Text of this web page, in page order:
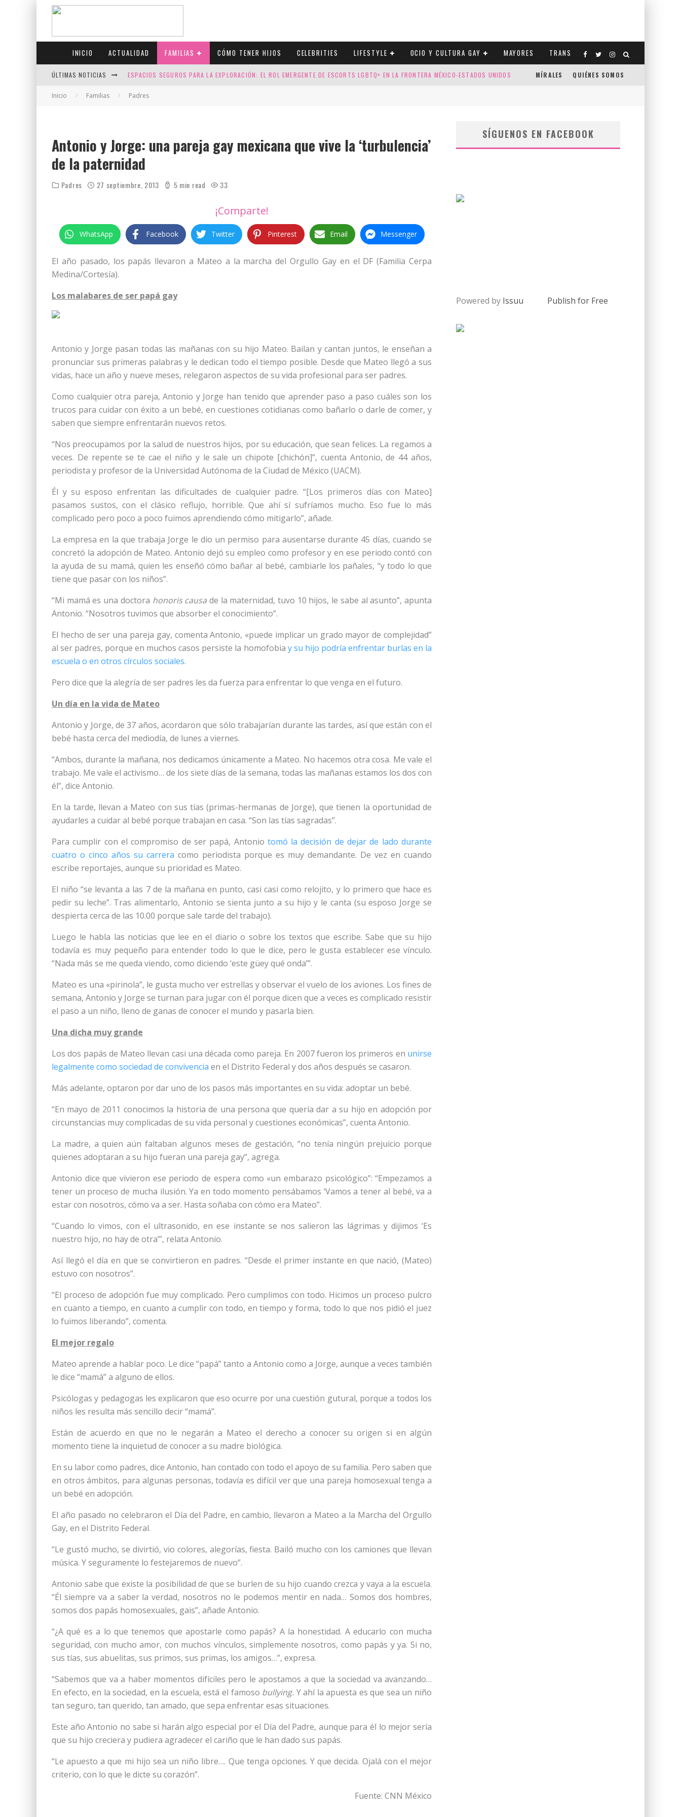
INICIO ACTUALIDAD FAMILIAS CÓMO TENER HIJOS CELEBRITIES LIFESTYLE OCIO Y CULTURA GAY MAYORES TRANS
ÚLTIMAS NOTICIAS ESPACIOS SEGUROS PARA LA EXPLORACIÓN: EL ROL EMERGENTE DE ESCORTS LGBTQ+ EN LA FRONTERA MÉXICO-ESTADOS UNIDOS
FIV CON SCREENING: REDUCE RIESGOS GENÉTICOS EN TU EMBARAZO
MÍRALES QUIÉNES SOMOS
Inicio Familias Padres
Antonio y Jorge: una pareja gay mexicana que vive la ‘turbulencia’
de la paternidad
Padres 27 septiembre, 2013 5 min read 33
¡Comparte!
WhatsApp Facebook Twitter Pinterest Email Messenger
El año pasado, los papás llevaron a Mateo a la marcha del Orgullo Gay en el DF (Familia Cerpa
Medina/Cortesía).
Los malabares de ser papá gay
Antonio y Jorge pasan todas las mañanas con su hijo Mateo. Bailan y cantan juntos, le enseñan a
pronunciar sus primeras palabras y le dedican todo el tiempo posible. Desde que Mateo llegó a sus
vidas, hace un año y nueve meses, relegaron aspectos de su vida profesional para ser padres.
Como cualquier otra pareja, Antonio y Jorge han tenido que aprender paso a paso cuáles son los
trucos para cuidar con éxito a un bebé, en cuestiones cotidianas como bañarlo o darle de comer, y
saben que siempre enfrentarán nuevos retos.
“Nos preocupamos por la salud de nuestros hijos, por su educación, que sean felices. La regamos a
veces. De repente se te cae el niño y le sale un chipote [chichón]”, cuenta Antonio, de 44 años,
periodista y profesor de la Universidad Autónoma de la Ciudad de México (UACM).
Él y su esposo enfrentan las dificultades de cualquier padre. “[Los primeros días con Mateo]
pasamos sustos, con el clásico reflujo, horrible. Que ahí sí sufríamos mucho. Eso fue lo más
complicado pero poco a poco fuimos aprendiendo cómo mitigarlo”, añade.
La empresa en la que trabaja Jorge le dio un permiso para ausentarse durante 45 días, cuando se
concretó la adopción de Mateo. Antonio dejó su empleo como profesor y en ese periodo contó con
la ayuda de su mamá, quien les enseñó cómo bañar al bebé, cambiarle los pañales, “y todo lo que
tiene que pasar con los niños”.
“Mi mamá es una doctora honoris causa de la maternidad, tuvo 10 hijos, le sabe al asunto”, apunta
Antonio. “Nosotros tuvimos que absorber el conocimiento”.
El hecho de ser una pareja gay, comenta Antonio, «puede implicar un grado mayor de complejidad”
al ser padres, porque en muchos casos persiste la homofobia y su hijo podría enfrentar burlas en la
escuela o en otros círculos sociales.
Pero dice que la alegría de ser padres les da fuerza para enfrentar lo que venga en el futuro.
Un día en la vida de Mateo
Antonio y Jorge, de 37 años, acordaron que sólo trabajarían durante las tardes, así que están con el
bebé hasta cerca del mediodía, de lunes a viernes.
“Ambos, durante la mañana, nos dedicamos únicamente a Mateo. No hacemos otra cosa. Me vale el
trabajo. Me vale el activismo… de los siete días de la semana, todas las mañanas estamos los dos con
él”, dice Antonio.
En la tarde, llevan a Mateo con sus tías (primas-hermanas de Jorge), que tienen la oportunidad de
ayudarles a cuidar al bebé porque trabajan en casa. “Son las tías sagradas”.
Para cumplir con el compromiso de ser papá, Antonio tomó la decisión de dejar de lado durante
cuatro o cinco años su carrera como periodista porque es muy demandante. De vez en cuando
escribe reportajes, aunque su prioridad es Mateo.
El niño “se levanta a las 7 de la mañana en punto, casi casi como relojito, y lo primero que hace es
pedir su leche”. Tras alimentarlo, Antonio se sienta junto a su hijo y le canta (su esposo Jorge se
despierta cerca de las 10.00 porque sale tarde del trabajo).
Luego le habla las noticias que lee en el diario o sobre los textos que escribe. Sabe que su hijo
todavía es muy pequeño para entender todo lo que le dice, pero le gusta establecer ese vínculo.
“Nada más se me queda viendo, como diciendo ‘este güey qué onda’”.
Mateo es una «pirinola”, le gusta mucho ver estrellas y observar el vuelo de los aviones. Los fines de
semana, Antonio y Jorge se turnan para jugar con él porque dicen que a veces es complicado resistir
el paso a un niño, lleno de ganas de conocer el mundo y pasarla bien.
Una dicha muy grande
Los dos papás de Mateo llevan casi una década como pareja. En 2007 fueron los primeros en unirse
legalmente como sociedad de convivencia en el Distrito Federal y dos años después se casaron.
Más adelante, optaron por dar uno de los pasos más importantes en su vida: adoptar un bebé.
“En mayo de 2011 conocimos la historia de una persona que quería dar a su hijo en adopción por
circunstancias muy complicadas de su vida personal y cuestiones económicas”, cuenta Antonio.
La madre, a quien aún faltaban algunos meses de gestación, “no tenía ningún prejuicio porque
quienes adoptaran a su hijo fueran una pareja gay”, agrega.
Antonio dice que vivieron ese periodo de espera como «un embarazo psicológico”: “Empezamos a
tener un proceso de mucha ilusión. Ya en todo momento pensábamos ‘Vamos a tener al bebé, va a
estar con nosotros, cómo va a ser. Hasta soñaba con cómo era Mateo”.
“Cuando lo vimos, con el ultrasonido, en ese instante se nos salieron las lágrimas y dijimos ‘Es
nuestro hijo, no hay de otra’”, relata Antonio.
Así llegó el día en que se convirtieron en padres. “Desde el primer instante en que nació, (Mateo)
estuvo con nosotros”.
“El proceso de adopción fue muy complicado. Pero cumplimos con todo. Hicimos un proceso pulcro
en cuanto a tiempo, en cuanto a cumplir con todo, en tiempo y forma, todo lo que nos pidió el juez
lo fuimos liberando”, comenta.
El mejor regalo
Mateo aprende a hablar poco. Le dice “papá” tanto a Antonio como a Jorge, aunque a veces también
le dice “mamá” a alguno de ellos.
Psicólogas y pedagogas les explicaron que eso ocurre por una cuestión gutural, porque a todos los
niños les resulta más sencillo decir “mamá”.
Están de acuerdo en que no le negarán a Mateo el derecho a conocer su origen si en algún
momento tiene la inquietud de conocer a su madre biológica.
En su labor como padres, dice Antonio, han contado con todo el apoyo de su familia. Pero saben que
en otros ámbitos, para algunas personas, todavía es difícil ver que una pareja homosexual tenga a
un bebé en adopción.
El año pasado no celebraron el Día del Padre, en cambio, llevaron a Mateo a la Marcha del Orgullo
Gay, en el Distrito Federal.
“Le gustó mucho, se divirtió, vio colores, alegorías, fiesta. Bailó mucho con los camiones que llevan
música. Y seguramente lo festejaremos de nuevo”.
Antonio sabe que existe la posibilidad de que se burlen de su hijo cuando crezca y vaya a la escuela.
“Él siempre va a saber la verdad, nosotros no le podemos mentir en nada… Somos dos hombres,
somos dos papás homosexuales, gais”, añade Antonio.
“¿A qué es a lo que tenemos que apostarle como papás? A la honestidad. A educarlo con mucha
seguridad, con mucho amor, con muchos vínculos, simplemente nosotros, como papás y ya. Si no,
sus tías, sus abuelitas, sus primos, sus primas, los amigos…”, expresa.
“Sabemos que va a haber momentos difíciles pero le apostamos a que la sociedad va avanzando…
En efecto, en la sociedad, en la escuela, está el famoso bullying. Y ahí la apuesta es que sea un niño
tan seguro, tan querido, tan amado, que sepa enfrentar esas situaciones.
Este año Antonio no sabe si harán algo especial por el Día del Padre, aunque para él lo mejor sería
que su hijo creciera y pudiera agradecer el cariño que le han dado sus papás.
“Le apuesto a que mi hijo sea un niño libre…. Que tenga opciones. Y que decida. Ojalá con el mejor
criterio, con lo que le dicte su corazón”.
Fuente: CNN México
SÍGUENOS EN FACEBOOK
Powered by Issuu Publish for Free